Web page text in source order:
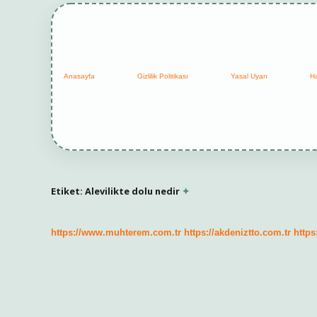
Anasayfa Gizlilik Politikası Yasal Uyarı
Etiket: Alevilikte dolu nedir
https://www.muhterem.com.tr https://akdeniztto.com.tr